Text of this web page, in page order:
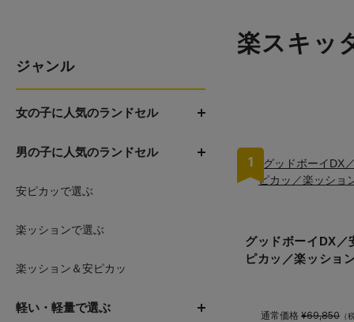
ジャンル
女の子に人気のランドセル
男の子に人気のランドセル
安ピカッで選ぶ
楽ッションで選ぶ
楽ッション＆安ピカッ
軽い・軽量で選ぶ
楽スキッ
1
グッドボーイDX／
ピカッ／楽ッショ
通常価格 ¥69,850 （